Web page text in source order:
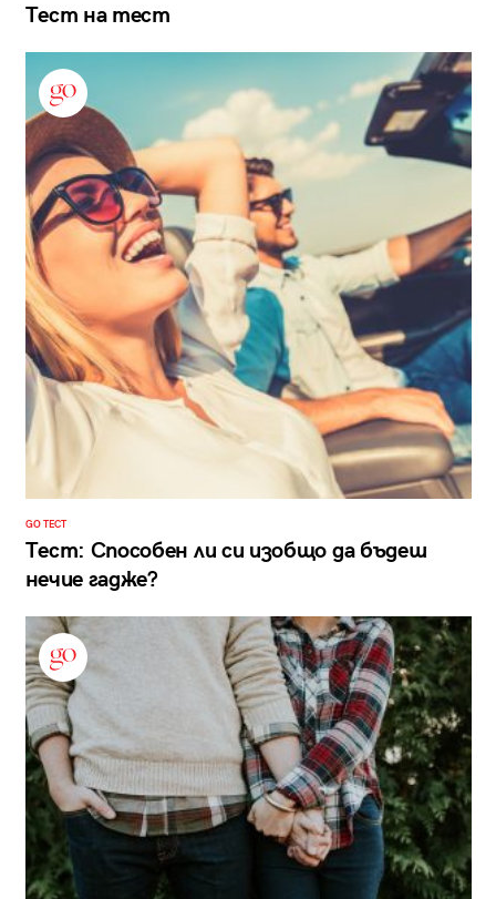
Тест на тест
GO ТЕСТ
Тест: Способен ли си изобщо да бъдеш
нечие гадже?